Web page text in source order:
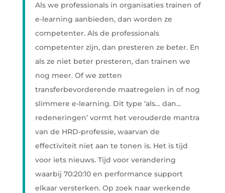
Als we professionals in organisaties trainen of
e-learning aanbieden, dan worden ze
competenter. Als de professionals
competenter zijn, dan presteren ze beter. En
als ze niet beter presteren, dan trainen we
nog meer. Of we zetten
transferbevorderende maatregelen in of nog
slimmere e-learning. Dit type ‘als… dan…
redeneringen’ vormt het verouderde mantra
van de HRD-professie, waarvan de
effectiviteit niet aan te tonen is. Het is tijd
voor iets nieuws. Tijd voor verandering
waarbij 70:20:10 en performance support
elkaar versterken. Op zoek naar werkende